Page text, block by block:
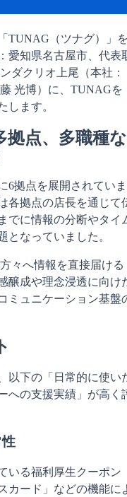
TUNAG（ツナグ）」
愛知県名古屋市、代表
ダクリオ上尾（本社：
光博）に、TUNAGを
します。
拠点、多職種な
6拠点を展開されていま
各拠点の店長を通じて
でに情報の分断やタイ
となっていました。
々へ情報を直接届ける
醸成や理念浸透に向け
ミュニケーション基盤
以下の「日常的に使い
への支援実績」が高く
いる福利厚生クーポン
カード」などの機能に